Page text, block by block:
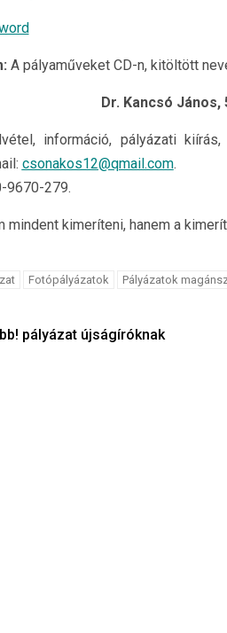
A pályaműveket CD-n, kitöltött
Dr. Kancsó János,
információ, pályázati
csonakos12@qmail.com.
9670-279.
mindent kimeríteni, hanem a
Fotópályázatok Pályázatok
pályázat újságíróknak